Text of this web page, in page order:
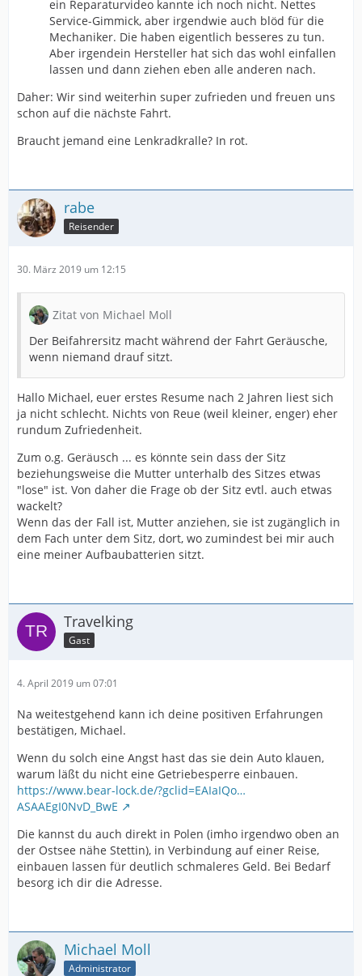
ein Reparaturvideo kannte ich noch nicht. Nettes
Service-Gimmick, aber irgendwie auch blöd für die
Mechaniker. Die haben eigentlich besseres zu tun.
Aber irgendein Hersteller hat sich das wohl einfallen
lassen und dann ziehen eben alle anderen nach.
Daher: Wir sind weiterhin super zufrieden und freuen uns
schon auf die nächste Fahrt.
Braucht jemand eine Lenkradkralle? In rot.
rabe
Reisender
30. März 2019 um 12:15
Zitat von Michael Moll
Der Beifahrersitz macht während der Fahrt Geräusche,
wenn niemand drauf sitzt.
Hallo Michael, euer erstes Resume nach 2 Jahren liest sich
ja nicht schlecht. Nichts von Reue (weil kleiner, enger) eher
rundum Zufriedenheit.
Zum o.g. Geräusch ... es könnte sein dass der Sitz
beziehungsweise die Mutter unterhalb des Sitzes etwas
"lose" ist. Von daher die Frage ob der Sitz evtl. auch etwas
wackelt?
Wenn das der Fall ist, Mutter anziehen, sie ist zugänglich in
dem Fach unter dem Sitz, dort, wo zumindest bei mir auch
eine meiner Aufbaubatterien sitzt.
Travelking
Gast
4. April 2019 um 07:01
Na weitestgehend kann ich deine positiven Erfahrungen
bestätigen, Michael.
Wenn du solch eine Angst hast das sie dein Auto klauen,
warum läßt du nicht eine Getriebesperre einbauen.
https://www.bear-lock.de/?gclid=EAIaIQo…
ASAAEgI0NvD_BwE
Die kannst du auch direkt in Polen (imho irgendwo oben an
der Ostsee nähe Stettin), in Verbindung auf einer Reise,
einbauen lassen für deutlich schmaleres Geld. Bei Bedarf
besorg ich dir die Adresse.
Michael Moll
Administrator